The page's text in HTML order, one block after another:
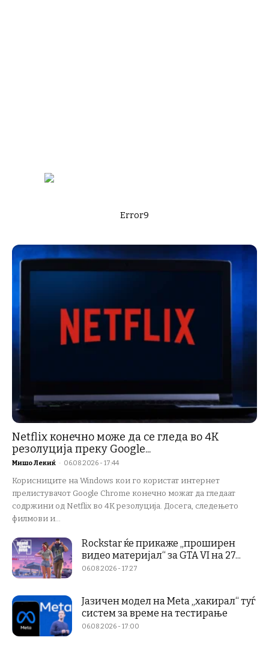
Error9
Netflix конечно може да се гледа во 4K
резолуција преку Google...
Мишо Лекиќ - 06.08.2026 - 17:44
Корисниците на Windows кои го користат интернет
прелистувачот Google Chrome конечно можат да гледаат
содржини од Netflix во 4K резолуција. Досега, следењето
филмови и...
Rockstar ќе прикаже „проширен
видео материјал“ за GTA VI на 27...
06.08.2026 - 17:27
Јазичен модел на Meta „хакирал“ туѓ
систем за време на тестирање
06.08.2026 - 17:00